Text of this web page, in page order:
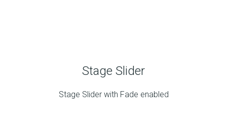
Stage Slider
Stage Slider with Fade enabled